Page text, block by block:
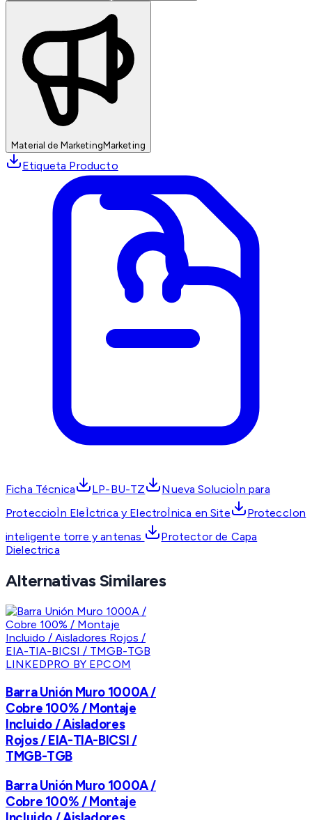
Material de MarketingMarketing
Etiqueta Producto
Ficha Técnica LP-BU-TZ
Nueva SolucioÌn para
ProteccioÌn EleÌctrica y ElectroÌnica en Site
ProteccIon
inteligente torre y antenas
Protector de Capa
Dielectrica
Alternativas Similares
LINKEDPRO BY EPCOM
Barra Unión Muro 1000A /
Cobre 100% / Montaje
Incluido / Aisladores
Rojos / EIA-TIA-BICSI /
TMGB-TGB
Barra Unión Muro 1000A /
Cobre 100% / Montaje